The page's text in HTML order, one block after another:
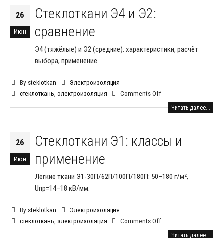
26
Июн
Стеклоткани Э4 и Э2:
сравнение
Э4 (тяжёлые) и Э2 (средние): характеристики, расчёт
выбора, применение.
By steklotkan
Электроизоляция
стеклоткань электроизоляция Comments Off
Читать далее...
26
Июн
Стеклоткани Э1: классы и
применение
Лёгкие ткани Э1-30П/62П/100П/180П: 50–180 г/м²,
Uпр=14–18 кВ/мм.
By steklotkan
Электроизоляция
стеклоткань электроизоляция Comments Off
Читать далее...